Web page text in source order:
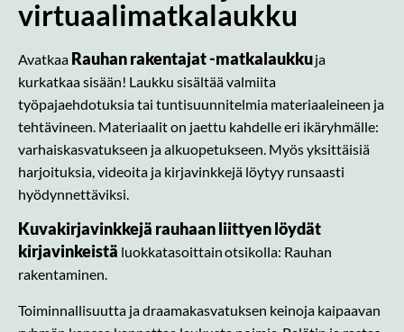
virtuaalimatkalaukku
Avatkaa Rauhan rakentajat -matkalaukkuja
kurkatkaa sisään! Laukku sisältää valmiita
työpajaehdotuksia tai tuntisuunnitelmia materiaaleineen ja
tehtävineen. Materiaalit on jaettu kahdelle eri ikäryhmälle:
varhaiskasvatukseen ja alkuopetukseen. Myös yksittäisiä
harjoituksia, videoita ja kirjavinkkejä löytyy runsaasti
hyödynnettäviksi.
Kuvakirjavinkkejä rauhaan liittyen löydät
kirjavinkeistä luokkatasoittain otsikolla: Rauhan
rakentaminen.
Toiminnallisuutta ja draamakasvatuksen keinoja kaipaavan